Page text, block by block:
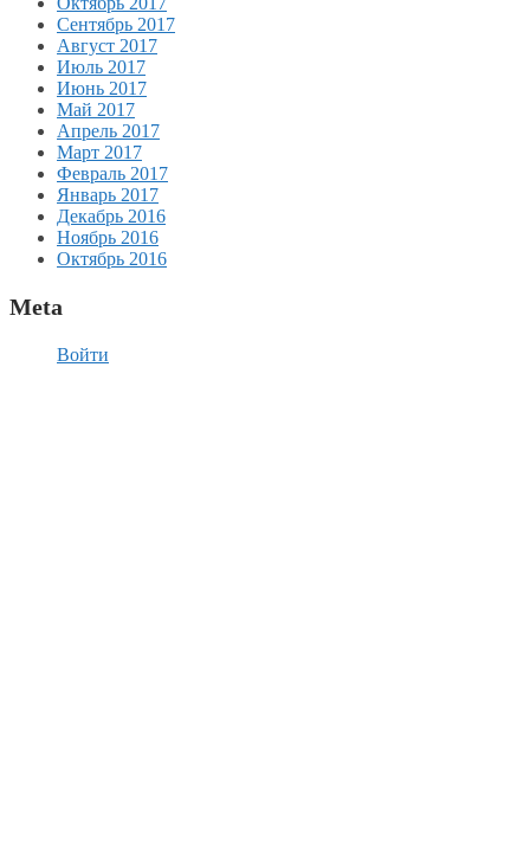
Сентябрь 2017
Август 2017
Июль 2017
Июнь 2017
Май 2017
Апрель 2017
Март 2017
Февраль 2017
Январь 2017
Декабрь 2016
Ноябрь 2016
Октябрь 2016
Meta
Войти